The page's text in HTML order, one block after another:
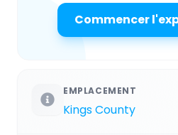
Commencer
EMPLACEMENT
Kings County